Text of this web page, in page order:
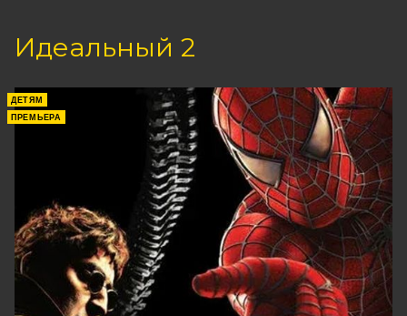
Идеальный 2
ДЕТЯМ
ПРЕМЬЕРА